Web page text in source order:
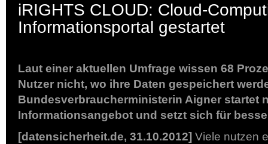
iRIGHTS CLOUD: Cloud-
Informationsportal gestartet
Laut einer aktuellen Umfrage wissen 68
Nutzer nicht, wo ihre Daten gespeichert
Bundesverbraucherministerin Aigner startet
Informationsangebot und setzt sich für
[datensicherheit.de, 31.10.2012] Viele nutzen